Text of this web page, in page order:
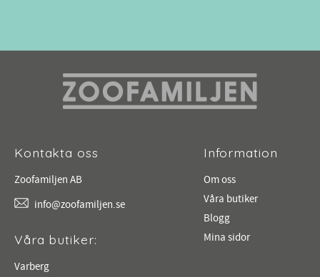
Kontakta oss
Zoofamiljen AB
info@zoofamiljen.se
Våra butiker:
Varberg
Information
Om oss
Våra butiker
Blogg
Mina sidor